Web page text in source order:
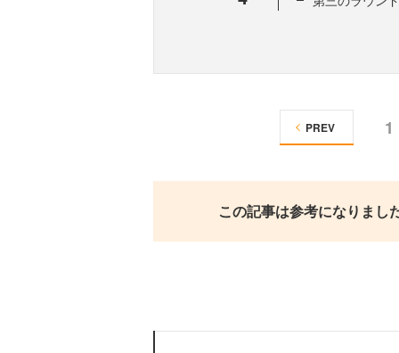
1
PREV
この記事は参考になりまし